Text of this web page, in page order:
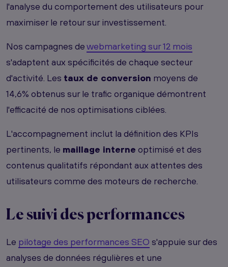
l'analyse du comportement des utilisateurs pour
maximiser le retour sur investissement.
Nos campagnes dewebmarketing sur 12 mois
s'adaptent aux spécificités de chaque secteur
d'activité. Les taux de conversion moyens de
14,6% obtenus sur le trafic organique démontrent
l'efficacité de nos optimisations ciblées.
L'accompagnement inclut la définition des KPIs
pertinents, le maillage interne optimisé et des
contenus qualitatifs répondant aux attentes des
utilisateurs comme des moteurs de recherche.
Le suivi des performances
Le pilotage des performances SEO s'appuie sur des
analyses de données régulières et une